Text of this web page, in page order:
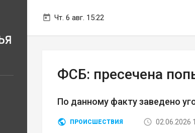
Чт. 6 авг. 15:22
ФСБ: пресечена
По данному факту заведено
ПРОИСШЕСТВИЯ 02.06.2026